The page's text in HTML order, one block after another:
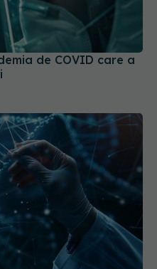
de COVID care a